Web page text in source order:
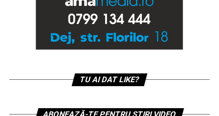
TU AI DAT LIKE?